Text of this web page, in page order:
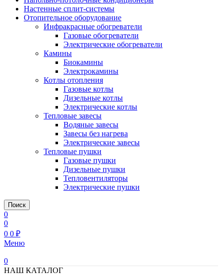
Настенные сплит-системы
Отопительное оборудование
Инфракрасные обогреватели
Газовые обогреватели
Электрические обогреватели
Камины
Биокамины
Электрокамины
Котлы отопления
Газовые котлы
Дизельные котлы
Электрические котлы
Тепловые завесы
Водяные завесы
Завесы без нагрева
Электрические завесы
Тепловые пушки
Газовые пушки
Дизельные пушки
Тепловентиляторы
Электрические пушки
Поиск
0
0
0 0 ₽
Меню
0
НАШ КАТАЛОГ